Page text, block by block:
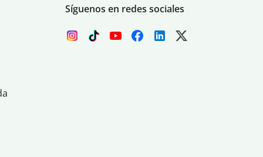
Síguenos en redes sociales